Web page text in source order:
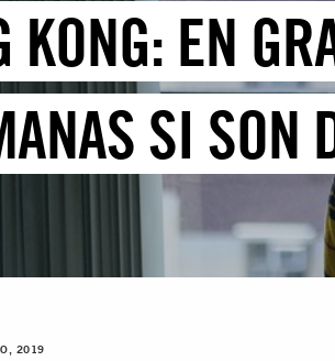
KONG: EN
SI SON
2019